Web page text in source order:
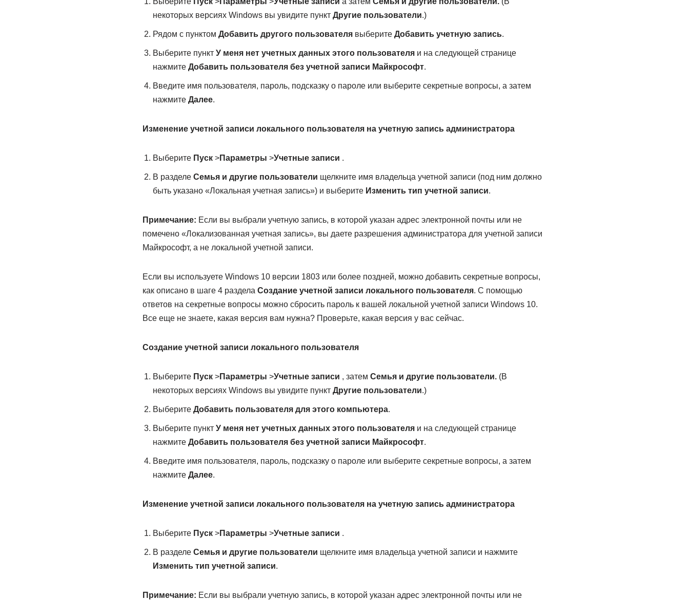
некоторых версиях Windows вы увидите пункт Другие пользователи.)
Рядом с пунктом Добавить другого пользователявыберите Добавить учетную запись.
Выберите пункт У меня нет учетных данных этого пользователяи на следующей странице
нажмите Добавить пользователя без учетной записи Майкрософт.
Введите имя пользователя, пароль, подсказку о пароле или выберите секретные вопросы, а затем
нажмите Далее.
Изменение учетной записи локального пользователя на учетную запись администратора
Выберите Пуск>Параметры >Учетные записи .
В разделе Семья и другие пользователи щелкните имя владельца учетной записи (под ним должно
быть указано «Локальная учетная запись») и выберите Изменить тип учетной записи.
Примечание: Если вы выбрали учетную запись, в которой указан адрес электронной почты или не
помечено «Локализованная учетная запись», вы даете разрешения администратора для учетной записи
Майкрософт, а не локальной учетной записи.
Если вы используете Windows 10 версии 1803 или более поздней, можно добавить секретные вопросы,
как описано в шаге 4 раздела Создание учетной записи локального пользователя. С помощью
ответов на секретные вопросы можно сбросить пароль к вашей локальной учетной записи Windows 10.
Все еще не знаете, какая версия вам нужна? Проверьте, какая версия у вас сейчас.
Создание учетной записи локального пользователя
Выберите Пуск>Параметры >Учетные записи , затем Семья и другие пользователи.(В
некоторых версиях Windows вы увидите пункт Другие пользователи.)
Выберите Добавить пользователя для этого компьютера.
Выберите пункт У меня нет учетных данных этого пользователяи на следующей странице
нажмите Добавить пользователя без учетной записи Майкрософт.
Введите имя пользователя, пароль, подсказку о пароле или выберите секретные вопросы, а затем
нажмите Далее.
Изменение учетной записи локального пользователя на учетную запись администратора
Выберите Пуск>Параметры >Учетные записи .
В разделе Семья и другие пользователи щелкните имя владельца учетной записи и нажмите
Изменить тип учетной записи.
Примечание: Если вы выбрали учетную запись, в которой указан адрес электронной почты или не